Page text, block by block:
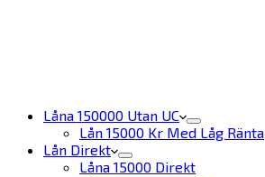
Låna 150000 Utan UC
Lån 15000 Kr Med Låg Ränta
Lån Direkt
Låna 15000 Direkt